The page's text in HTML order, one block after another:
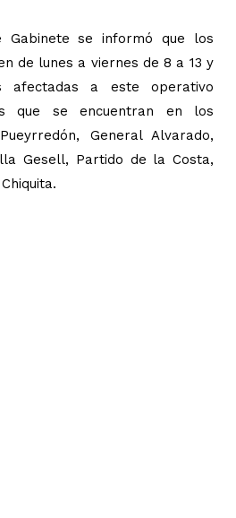
Gabinete se informó que los
de lunes a viernes de 8 a 13 y
afectadas a este operativo
que se encuentran en los
General Alvarado,
Gesell, Partido de la Costa,